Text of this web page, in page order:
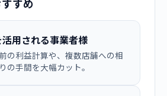
すめ
活用される事業者様
の利益計算や、複数店舗への相
の手間を大幅カット。